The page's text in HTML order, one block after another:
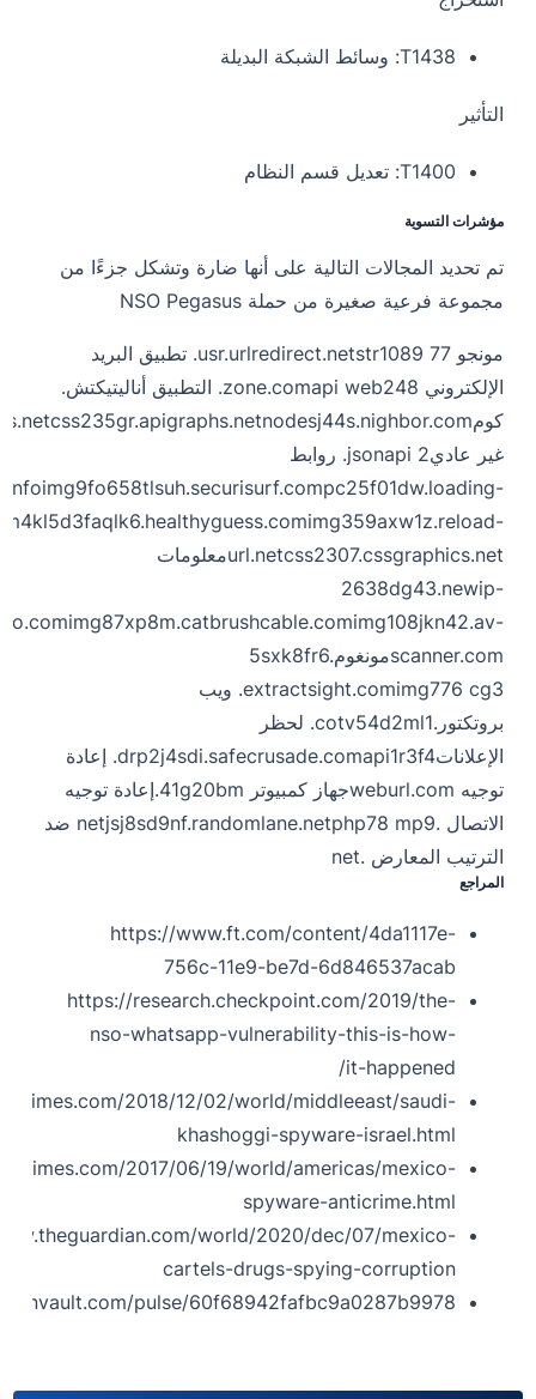
T1438: وسائط الشبكة البديلة
التأثير
T1400: تعديل قسم النظام
مؤشرات التسوية
تم تحديد المجالات التالية على أنها ضارة وتشكل جزءًا من
مجموعة فرعية صغيرة من حملة NSO Pegasus
مونجو 77 usr.urlredirect.net
str1089. تطبيق البريد
الإلكتروني zone.com
api web248. التطبيق أناليتيكتش.
كوم
css235gr.apigraphs.netnodesj44s.nighbor.com
غير عادي
jsonapi 2. روابط
img9fo658tlsuh.securisurf.compc25f01dw.loading-
img359axw1z.reload-
url.netcss2307.cssgraphics.net
معلومات
2638dg43.newip-
img87xp8m.catbrushcable.comimg108jkn42.av-
scanner.com
مونغوم5sxk8fr6.
extractsight.comimg776 cg3. ويب
بروتكتور.co
tv54d2ml1. لحظر
الإعلانات
drp2j4sdi.safecrusade.comapi1r3f4. إعادة
توجيه weburl.com
جهاز كمبيوتر 41g20bm.إعادة توجيه
الاتصال .net
jsj8sd9nf.randomlane.net
php78 mp9 ضد
الترتيب المعارض .net
المراجع
https://www.ft.com/content/4da1117e-
756c-11e9-be7d-6d846537acab
https://research.checkpoint.com/2019/the-
nso-whatsapp-vulnerability-this-is-how-
it-happened/
2018/12/02/world/middleeast/saudi-
khashoggi-spyware-israel.html
2017/06/19/world/americas/mexico-
spyware-anticrime.html
world/2020/dec/07/mexico-
cartels-drugs-spying-corruption
pulse/60f68942fafbc9a0287b9978